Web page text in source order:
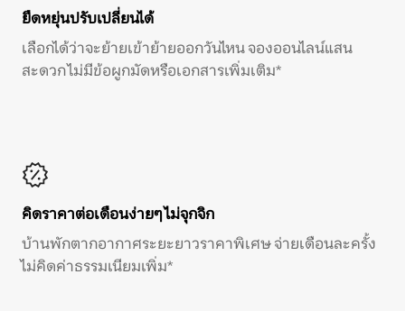
ยืดหยุ่นปรับเปลี่ยนได้
เลือกได้ว่าจะย้ายเข้าย้ายออกวันไหน จองออนไลน์แสน
สะดวก ไม่มีข้อผูกมัดหรือเอกสารเพิ่มเติม*
คิดราคาต่อเดือนง่ายๆ ไม่จุกจิก
บ้านพักตากอากาศระยะยาวราคาพิเศษ จ่ายเดือนละครั้ง
ไม่คิดค่าธรรมเนียมเพิ่ม*